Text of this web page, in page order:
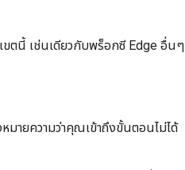
ขตนี้ เช่นเดียวกับพร็อกซี Edge อื่นๆ
มายความว่าคุณเข้าถึงขั้นตอนไม่ได้